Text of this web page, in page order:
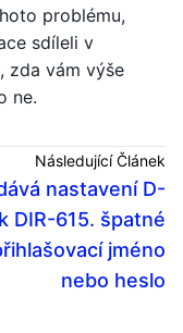
problému,
sdíleli v
zda vám výše
ne.
Následující Článek
nastavení D-
DIR-615. špatné
jméno
nebo heslo